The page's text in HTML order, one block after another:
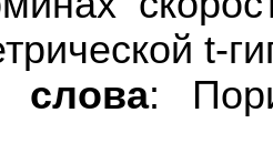
t-
слова: